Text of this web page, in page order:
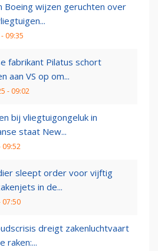
Boeing wijzen geruchten over
09:35
fabrikant Pilatus schort
aan VS op om...
- 09:02
bij vliegtuigongeluk in
staat New...
09:52
sleept order voor vijftig
in de...
07:50
dreigt zakenluchtvaart
raken:...